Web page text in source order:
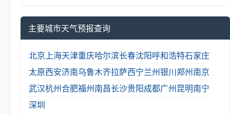
主要城市天气预报查询
北京 上海天津重庆哈尔滨长春沈阳呼和浩特石家庄
太原西安济南乌鲁木齐拉萨西宁兰州银川郑州南京
武汉杭州合肥福州南昌长沙贵阳成都广州昆明南宁
深圳